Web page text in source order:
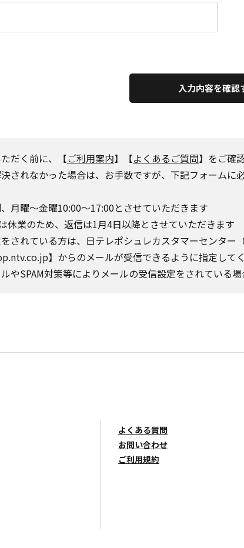
入力内容を確認
だく前に、【ご利用案内】【よくあるご質問】をご確
されなかった場合は、お手数ですが、下記フォームに
月曜～金曜10:00～17:00とさせていただきます
休業のため、返信は1月4日以降とさせていただきます
されている方は、日テレポシュレカスタマーセンタ
】からのメールが受信できるように指定してく
やSPAM対策等によりメールの受信設定をされている
よくある質問
お問い合わせ
ご利用規約